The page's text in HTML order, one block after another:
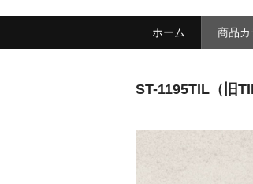
ホーム 商品
ST-1195TIL（旧